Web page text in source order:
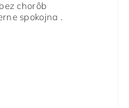
chorôb
spokojna .